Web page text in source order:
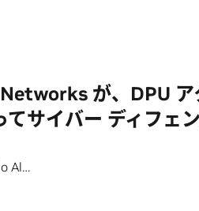
が、DPU ア
サイバー ディフェ
Al…